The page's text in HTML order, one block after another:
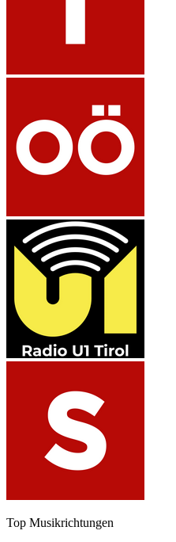
Top Musikrichtungen